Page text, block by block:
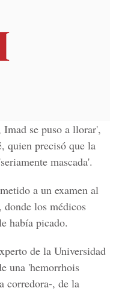
Imad se puso a llorar',
quien precisó que la
mascada'.
a un examen al
los médicos
había picado.
de la Universidad
una 'hemorrhois
corredora-, de la